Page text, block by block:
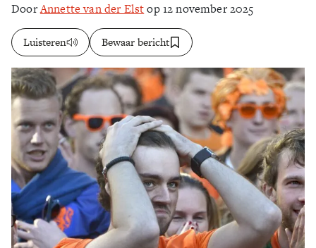
Zoek
DoorAnnette van der Elstop 12 november 2025
Luisteren Bewaar bericht